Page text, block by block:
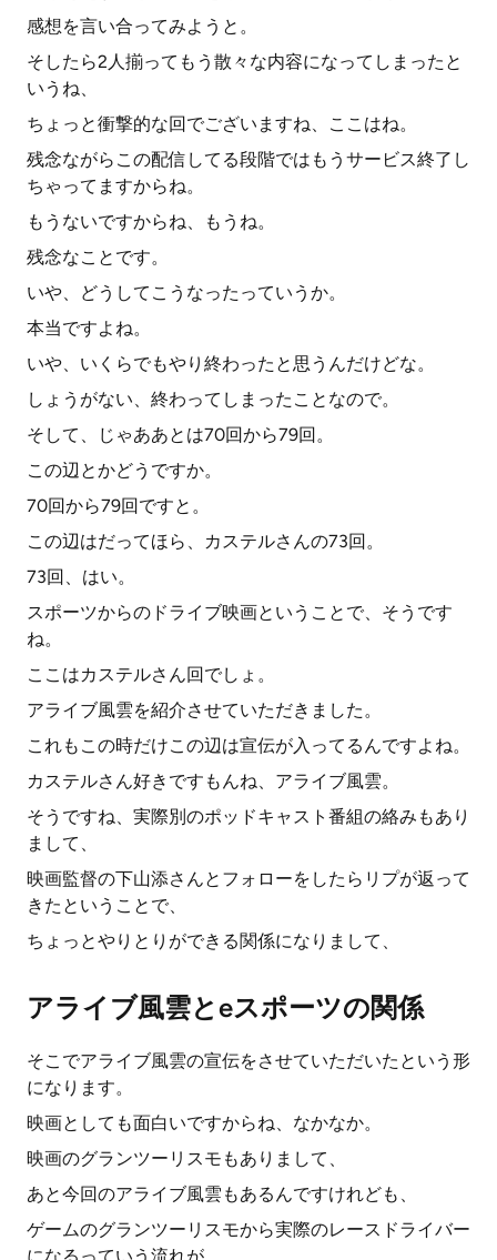
感想を言い合ってみようと。
そしたら2人揃ってもう散々な内容になってしまったと
いうね、
ちょっと衝撃的な回でございますね、ここはね。
残念ながらこの配信してる段階ではもうサービス終了し
ちゃってますからね。
もうないですからね、もうね。
残念なことです。
いや、どうしてこうなったっていうか。
本当ですよね。
いや、いくらでもやり終わったと思うんだけどな。
しょうがない、終わってしまったことなので。
そして、じゃああとは70回から79回。
この辺とかどうですか。
70回から79回ですと。
この辺はだってほら、カステルさんの73回。
73回、はい。
スポーツからのドライブ映画ということで、そうです
ね。
ここはカステルさん回でしょ。
アライブ風雲を紹介させていただきました。
これもこの時だけこの辺は宣伝が入ってるんですよね。
カステルさん好きですもんね、アライブ風雲。
そうですね、実際別のポッドキャスト番組の絡みもあり
まして、
映画監督の下山添さんとフォローをしたらリプが返って
きたということで、
ちょっとやりとりができる関係になりまして、
アライブ風雲とeスポーツの関係
そこでアライブ風雲の宣伝をさせていただいたという形
になります。
映画としても面白いですからね、なかなか。
映画のグランツーリスモもありまして、
あと今回のアライブ風雲もあるんですけれども、
ゲームのグランツーリスモから実際のレースドライバー